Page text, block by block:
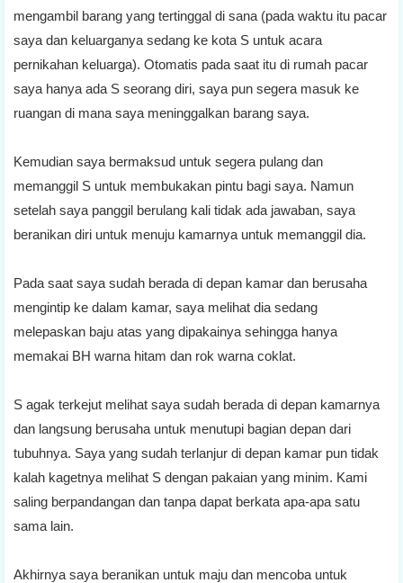
mengambil barang yang tertinggal di sana (pada waktu itu pacar
saya dan keluarganya sedang ke kota S untuk acara
pernikahan keluarga). Otomatis pada saat itu di rumah pacar
saya hanya ada S seorang diri, saya pun segera masuk ke
ruangan di mana saya meninggalkan barang saya.
Kemudian saya bermaksud untuk segera pulang dan
memanggil S untuk membukakan pintu bagi saya. Namun
setelah saya panggil berulang kali tidak ada jawaban, saya
beranikan diri untuk menuju kamarnya untuk memanggil dia.
Pada saat saya sudah berada di depan kamar dan berusaha
mengintip ke dalam kamar, saya melihat dia sedang
melepaskan baju atas yang dipakainya sehingga hanya
memakai BH warna hitam dan rok warna coklat.
S agak terkejut melihat saya sudah berada di depan kamarnya
dan langsung berusaha untuk menutupi bagian depan dari
tubuhnya. Saya yang sudah terlanjur di depan kamar pun tidak
kalah kagetnya melihat S dengan pakaian yang minim. Kami
saling berpandangan dan tanpa dapat berkata apa-apa satu
sama lain.
Akhirnya saya beranikan untuk maju dan mencoba untuk